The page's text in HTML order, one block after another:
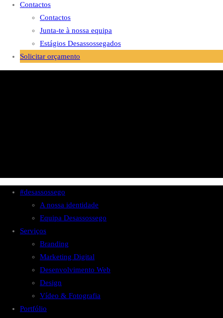
Contactos
Contactos
Junta-te à nossa equipa
Estágios Desassossegados
Solicitar orçamento
#desassossego
A nossa identidade
Equipa Desassossego
Serviços
Branding
Marketing Digital
Desenvolvimento Web
Design
Vídeo & Fotografia
Portfólio